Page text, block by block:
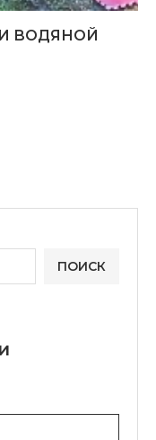
ВОДЯНОЙ
ПОИСК